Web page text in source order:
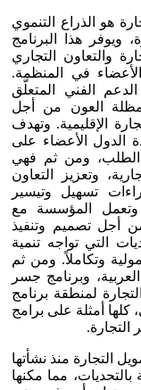
هو الذراع التنموي
ويوفر هذا البرنامج
والتعاون التجاري
في المنظمة.
2012م، بتقديم الدعم الفني المتعلّق
مظلة العون من أجل
الإقليمية. وتهدف
الدول الأعضاء على
ومن ثم فهي
وتعزيز التعاون
تسهيل وتيسير
وتعمل المؤسسة مع
أجل تصميم وتنفيذ
التي تواجه تنمية
وتكاملاً. ومن ثم
وبرنامج جسر
لمنطقة برنامج
كلها أمثلة على برامج
التجارة منذ نشأتها
مما مكنها